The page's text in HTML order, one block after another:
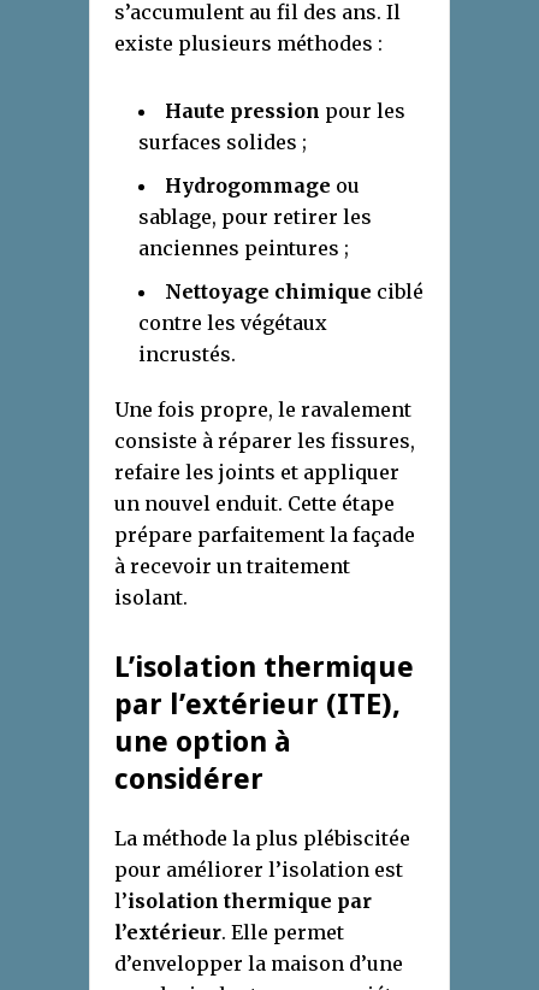
s’accumulent au fil des ans. Il
existe plusieurs méthodes :
Haute pression pour les
surfaces solides ;
Hydrogommage ou
sablage, pour retirer les
anciennes peintures ;
Nettoyage chimique ciblé
contre les végétaux
incrustés.
Une fois propre, le ravalement
consiste à réparer les fissures,
refaire les joints et appliquer
un nouvel enduit. Cette étape
prépare parfaitement la façade
à recevoir un traitement
isolant.
L’isolation thermique
par l’extérieur (ITE),
une option à
considérer
La méthode la plus plébiscitée
pour améliorer l’isolation est
l’isolation thermique par
l’extérieur. Elle permet
d’envelopper la maison d’une